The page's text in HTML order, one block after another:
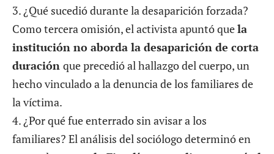
3. ¿Qué sucedió durante la desaparición forzada?
Como tercera omisión, el activista apuntó quela
institución no aborda la desaparición de corta
duración que precedió al hallazgo del cuerpo, un
hecho vinculado a la denuncia de los familiares de
la víctima.
4. ¿Por qué fue enterrado sin avisar a los
familiares? El análisis del sociólogo determinó en